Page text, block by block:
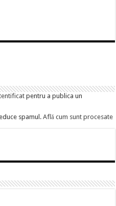
pentru a publica un
spamul.Află cum sunt procesate